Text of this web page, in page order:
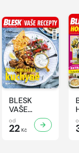
BLESK
VAŠE
RECEPTY -
8/2026
od
22 Kč